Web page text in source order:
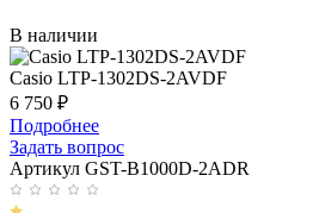
В наличии
Casio LTP-1302DS-2AVDF
6 750 ₽
Подробнее
Задать вопрос
Артикул GST-B1000D-2ADR